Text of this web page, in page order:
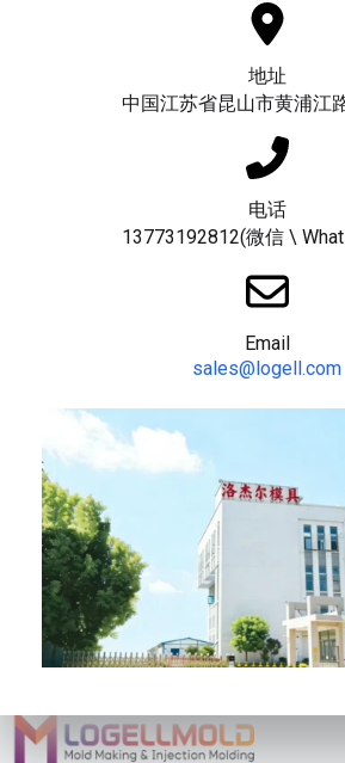
地址
中国江苏省昆山市黄浦江
电话
13773192812(微信 \
Email
sales@logell.com